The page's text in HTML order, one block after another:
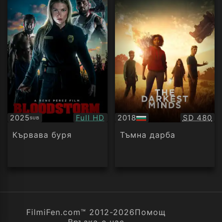
2025SUB
Субтитри Качество:
Full HD
Кървава буря
2018
БГ
аудио
SD 480
Тъмна дарба
FilmiFen.com™ 2012-2026Помощ